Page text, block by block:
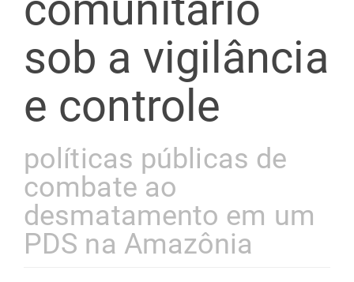
sob a vigilância
e controle
políticas públicas de
combate ao
desmatamento em um
PDS na Amazônia